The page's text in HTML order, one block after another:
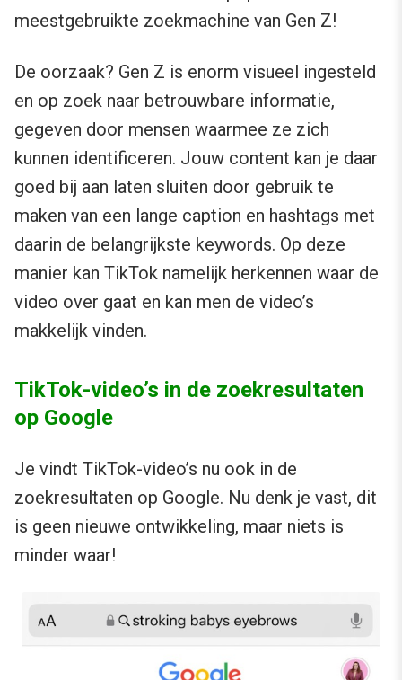
meestgebruikte zoekmachine van Gen Z!
De oorzaak? Gen Z is enorm visueel ingesteld
en op zoek naar betrouwbare informatie,
gegeven door mensen waarmee ze zich
kunnen identificeren. Jouw content kan je daar
goed bij aan laten sluiten door gebruik te
maken van een lange caption en hashtags met
daarin de belangrijkste keywords. Op deze
manier kan TikTok namelijk herkennen waar de
video over gaat en kan men de video’s
makkelijk vinden.
TikTok-video’s in de zoekresultaten
op Google
Je vindt TikTok-video’s nu ook in de
zoekresultaten op Google. Nu denk je vast, dit
is geen nieuwe ontwikkeling, maar niets is
minder waar!